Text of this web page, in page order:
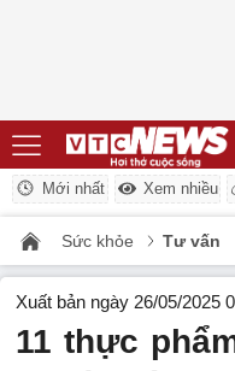
Mới nhất Xem nhiều
Sức khỏe Tư vấn
Xuất bản ngày 26/05/2025
11 thực